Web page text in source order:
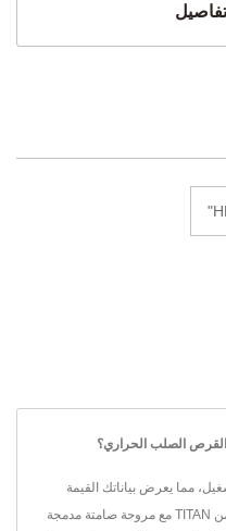
الصلب الحراري؟
مما يعرض بياناتك القيمة
للخطر.مبرد الأقراص الصلبة TTC-HD11 من TITAN مع مروحة صامتة مدمجة